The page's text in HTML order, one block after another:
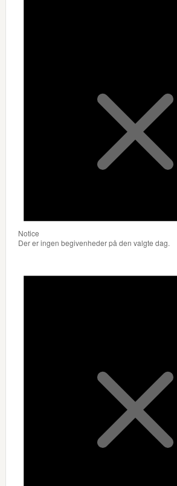
Notice
Der er ingen begivenheder på den valgte dag.